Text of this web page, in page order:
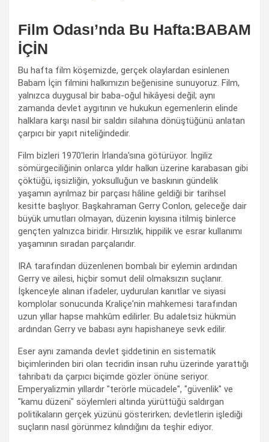
Film Odası’nda Bu Hafta:BABAM
İÇİN
Bu hafta film köşemizde, gerçek olaylardan esinlenen
Babam İçin filmini halkımızın beğenisine sunuyoruz. Film,
yalnızca duygusal bir baba-oğul hikâyesi değil; aynı
zamanda devlet aygıtının ve hukukun egemenlerin elinde
halklara karşı nasıl bir saldırı silahına dönüştüğünü anlatan
çarpıcı bir yapıt niteliğindedir.
Film bizleri 1970'lerin İrlanda'sına götürüyor. İngiliz
sömürgeciliğinin onlarca yıldır halkın üzerine karabasan gibi
çöktüğü, işsizliğin, yoksulluğun ve baskının gündelik
yaşamın ayrılmaz bir parçası hâline geldiği bir tarihsel
kesitte başlıyor. Başkahraman Gerry Conlon, geleceğe dair
büyük umutları olmayan, düzenin kıyısına itilmiş binlerce
gençten yalnızca biridir. Hırsızlık, hippilik ve esrar kullanımı
yaşamının sıradan parçalarıdır.
IRA tarafından düzenlenen bombalı bir eylemin ardından
Gerry ve ailesi, hiçbir somut delil olmaksızın suçlanır.
İşkenceyle alınan ifadeler, uydurulan kanıtlar ve siyasi
komplolar sonucunda Kraliçe'nin mahkemesi tarafından
uzun yıllar hapse mahkûm edilirler. Bu adaletsiz hükmün
ardından Gerry ve babası aynı hapishaneye sevk edilir.
Eser aynı zamanda devlet şiddetinin en sistematik
biçimlerinden biri olan tecridin insan ruhu üzerinde yarattığı
tahribatı da çarpıcı biçimde gözler önüne seriyor.
Emperyalizmin yıllardır "terörle mücadele", "güvenlik" ve
"kamu düzeni" söylemleri altında yürüttüğü saldırgan
politikaların gerçek yüzünü gösterirken; devletlerin işlediği
suçların nasıl görünmez kılındığını da teşhir ediyor.